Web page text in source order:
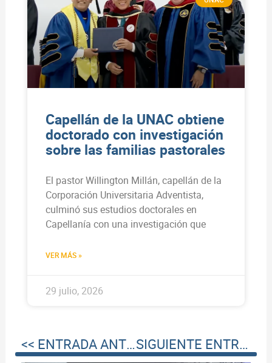
Capellán de la UNAC obtiene
doctorado con investigación
sobre las familias pastorales
El pastor Willington Millán, capellán de la
Corporación Universitaria Adventista,
culminó sus estudios doctorales en
Capellanía con una investigación que
VER MÁS »
29 julio, 2026
<< ENTRADA ANTERIOR SIGUIENTE ENTRADA >>